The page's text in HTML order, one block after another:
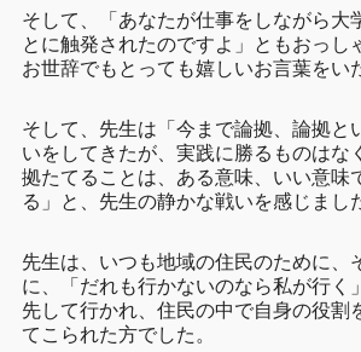
そして、「あなたが仕事をしながら大
とに触発されたのですよ」ともおっし
お世辞でもとっても嬉しいお言葉をい
そして、先生は「今まで論拠、論拠と
いをしてきたが、実践に勝るものはな
拠たてることは、ある意味、いい意味
る」と、先生の静かな戦いを感じまし
先生は、いつも地域の住民のために、
に、「だれも行かないのなら私が行く
先して行かれ、住民の中で自身の役割
てこられた方でした。